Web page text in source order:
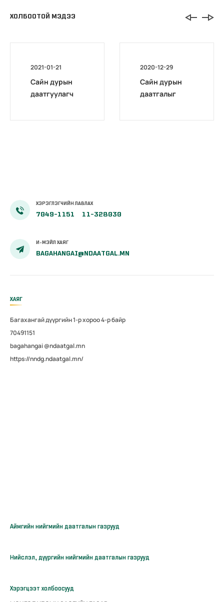
ХОЛБООТОЙ МЭДЭЭ
2021-01-21
Сайн дурын
даатгуулагч
2020-12-29
Сайн дурын
даатгалыг
ХЭРЭГЛЭГЧИЙН ЛАВЛАХ
7049-1151 11-328030
И-МЭЙЛ ХАЯГ
BAGAHANGAI@NDAATGAL.MN
ХАЯГ
Багахангай дүүргийн 1-р хороо 4-р байр
70491151
bagahangai @ndaatgal.mn
https://nndg.ndaatgal.mn/
Аймгийн нийгмийн даатгалын газрууд
Нийслэл, дүүргийн нийгмийн даатгалын газрууд
Хэрэгцээт холбоосууд